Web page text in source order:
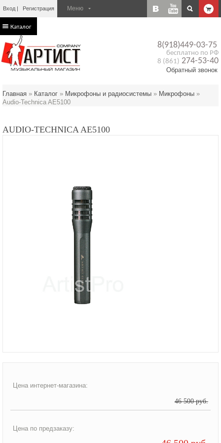
Вход Регистрация
8(918)449-03-75
бесплатно по РФ
8 (861) 274-53-40
Обратный звонок
Каталог
Главная » Каталог » Микрофоны и радиосистемы » Микрофоны »
Audio-Technica AE5100
AUDIO-TECHNICA AE5100
Цена интернет-магазина:
46 500 руб.
Цена по предзаказу: